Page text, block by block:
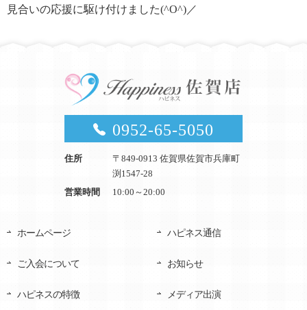
見合いの応援に駆け付けました(^O^)／
0952-65-5050
住所
〒849-0913 佐賀県佐賀市兵庫町
渕1547-28
営業時間
10:00～20:00
ホームページ
ご入会について
ハピネスの特徴
ハピネス通信
お知らせ
メディア出演